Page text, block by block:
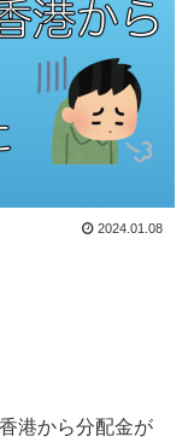
2024.01.08
港から分配金が